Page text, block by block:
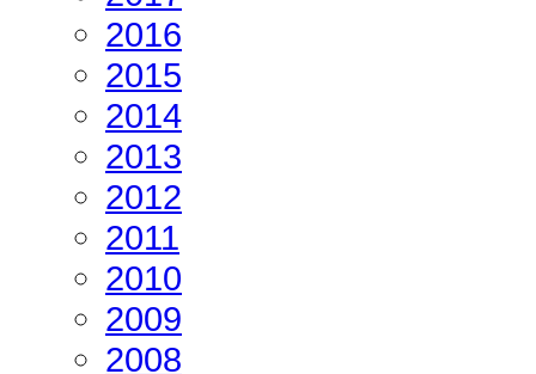
2016
2015
2014
2013
2012
2011
2010
2009
2008